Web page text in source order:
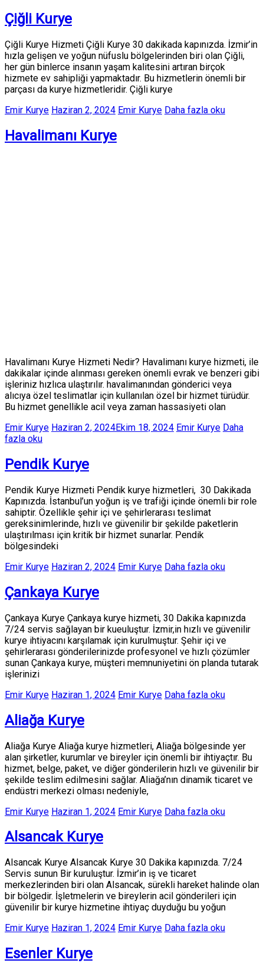
Çiğli Kurye
Çiğli Kurye Hizmeti Çiğli Kurye 30 dakikada kapınızda. İzmir’in
hızla gelişen ve yoğun nüfuslu bölgelerinden biri olan Çiğli,
her gün binlerce insanın yaşam kalitesini artıran birçok
hizmete ev sahipliği yapmaktadır. Bu hizmetlerin önemli bir
parçası da kurye hizmetleridir. Çiğli kurye
Emir Kurye Haziran 2, 2024 Emir Kurye Daha fazla oku
Havalimanı Kurye
Havalimanı Kurye Hizmeti Nedir? Havalimanı kurye hizmeti, ile
dakikalar içinde alınması gereken önemli evrak ve benzeri gibi
işleriniz hızlıca ulaştırılır. havalimanından gönderici veya
alıcıya özel teslimatlar için kullanılan özel bir hizmet türüdür.
Bu hizmet genellikle acil veya zaman hassasiyeti olan
Emir Kurye Haziran 2, 2024Ekim 18, 2024 Emir Kurye Daha
fazla oku
Pendik Kurye
Pendik Kurye Hizmeti Pendik kurye hizmetleri, 30 Dakikada
Kapınızda. İstanbul’un yoğun iş ve trafiği içinde önemli bir role
sahiptir. Özellikle şehir içi ve şehirlerarası teslimat
gereksinimlerinde, hızlı ve güvenilir bir şekilde paketlerin
ulaştırılması için kritik bir hizmet sunarlar. Pendik
bölgesindeki
Emir Kurye Haziran 2, 2024 Emir Kurye Daha fazla oku
Çankaya Kurye
Çankaya Kurye Çankaya kurye hizmeti, 30 Dakika kapınızda
7/24 servis sağlayan bir kueuluştur. İzmir,in hızlı ve güvenilir
kurye ihtiyacını karşılamak için kurulmuştur. Şehir içi ve
şehirlerarası gönderilerinizde profesyonel ve hızlı çözümler
sunan Çankaya kurye, müşteri memnuniyetini ön planda tutarak
işlerinizi
Emir Kurye Haziran 1, 2024 Emir Kurye Daha fazla oku
Aliağa Kurye
Aliağa Kurye Aliağa kurye hizmetleri, Aliağa bölgesinde yer
alan şirketler, kurumlar ve bireyler için önemli bir ihtiyaçtır. Bu
hizmet, belge, paket, ve diğer gönderilerin hızlı ve güvenilir bir
şekilde teslim edilmesini sağlar. Aliağa’nın dinamik ticaret ve
endüstri merkezi olması nedeniyle,
Emir Kurye Haziran 1, 2024 Emir Kurye Daha fazla oku
Alsancak Kurye
Alsancak Kurye Alsancak Kurye 30 Dakika kapınızda. 7/24
Servis sunun Bir kuruluştur. İzmir’in iş ve ticaret
merkezlerinden biri olan Alsancak, sürekli hareket halinde olan
bir bölgedir. İşletmelerin ve bireylerin acil gönderileri için
güvenilir bir kurye hizmetine ihtiyaç duyduğu bu yoğun
Emir Kurye Haziran 1, 2024 Emir Kurye Daha fazla oku
Esenler Kurye